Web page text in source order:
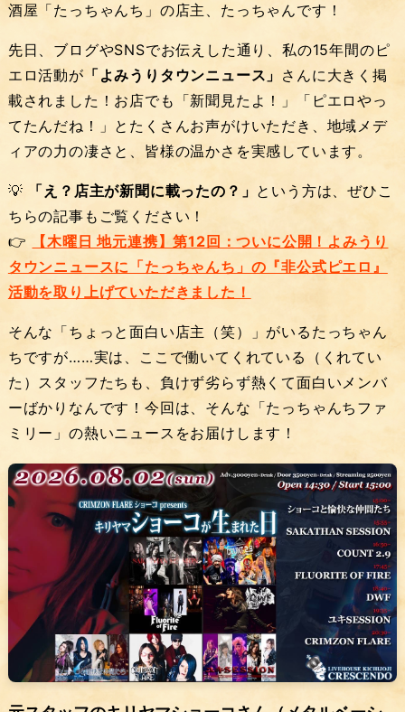
酒屋「たっちゃんち」の店主、たっちゃんです！
先日、ブログやSNSでお伝えした通り、私の15年間のピ
エロ活動が「よみうりタウンニュース」 さんに大きく掲
載されました！お店でも「新聞見たよ！」「ピエロやっ
てたんだね！」とたくさんお声がけいただき、地域メデ
ィアの力の凄さと、皆様の温かさを実感しています。
💡 「え？店主が新聞に載ったの？」 という方は、ぜひこ
ちらの記事もご覧ください！
👉
【木曜日 地元連携】第12回：ついに公開！よみうり
タウンニュースに「たっちゃんち」の『非公式ピエロ』
活動を取り上げていただきました！
そんな「ちょっと面白い店主（笑）」がいるたっちゃん
ちですが……実は、ここで働いてくれている（くれてい
た）スタッフたちも、負けず劣らず熱くて面白いメンバ
ーばかりなんです！今回は、そんな「たっちゃんちファ
ミリー」の熱いニュースをお届けします！